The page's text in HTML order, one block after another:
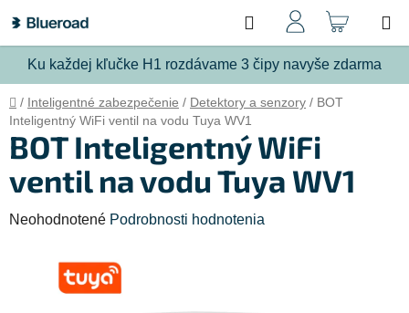
na
obsah
Ku každej kľučke H1 rozdávame 3 čipy navyše zdarma
Hľadať
Domov
/ Inteligentné zabezpečenie / Detektory a senzory / BOT
Inteligentný WiFi ventil na vodu Tuya WV1
BOT Inteligentný WiFi
ventil na vodu Tuya WV1
Priemerné
produktu
Neohodnotené Podrobnosti hodnotenia